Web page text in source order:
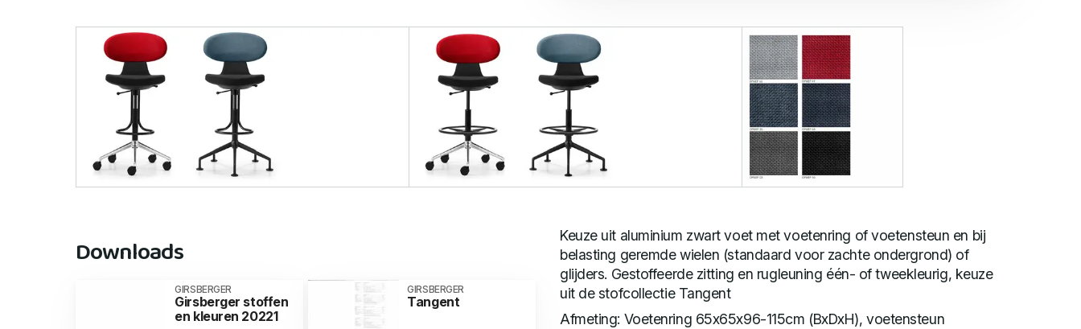
Downloads
GIRSBERGER
Girsberger stoffen
en kleuren 20221
GIRSBERGER
Tangent
Keuze uit aluminium zwart voet met voetenring of voetensteun en bij
belasting geremde wielen (standaard voor zachte ondergrond) of
glijders. Gestoffeerde zitting en rugleuning één- of tweekleurig, keuze
uit de stofcollectie Tangent
Afmeting: Voetenring 65x65x96-115cm (BxDxH), voetensteun